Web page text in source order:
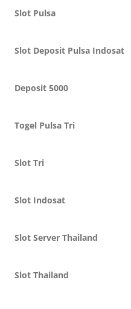
Slot Pulsa
Slot Deposit Pulsa Indosat
Deposit 5000
Togel Pulsa Tri
Slot Tri
Slot Indosat
Slot Server Thailand
Slot Thailand